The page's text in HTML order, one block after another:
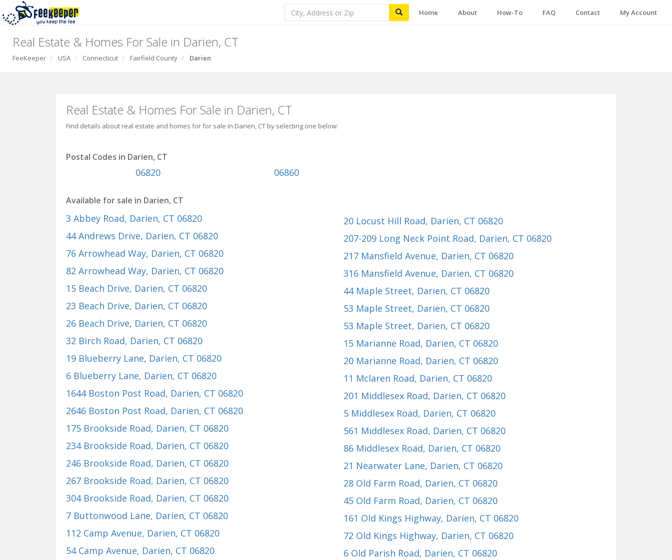
Home About How-To FAQ Contact My Account
Real Estate & Homes For Sale in Darien, CT
FeeKeeper USA Connecticut Fairfield County Darien
Real Estate & Homes For Sale in Darien, CT
Find details about real estate and homes for for sale in Darien, CT by selecting one below:
Postal Codes in Darien, CT
06820 06860
Available for sale in Darien, CT
3 Abbey Road, Darien, CT 06820
44 Andrews Drive, Darien, CT 06820
76 Arrowhead Way, Darien, CT 06820
82 Arrowhead Way, Darien, CT 06820
15 Beach Drive, Darien, CT 06820
23 Beach Drive, Darien, CT 06820
26 Beach Drive, Darien, CT 06820
32 Birch Road, Darien, CT 06820
19 Blueberry Lane, Darien, CT 06820
6 Blueberry Lane, Darien, CT 06820
1644 Boston Post Road, Darien, CT 06820
2646 Boston Post Road, Darien, CT 06820
175 Brookside Road, Darien, CT 06820
234 Brookside Road, Darien, CT 06820
246 Brookside Road, Darien, CT 06820
267 Brookside Road, Darien, CT 06820
304 Brookside Road, Darien, CT 06820
7 Buttonwood Lane, Darien, CT 06820
112 Camp Avenue, Darien, CT 06820
54 Camp Avenue, Darien, CT 06820
20 Locust Hill Road, Darien, CT 06820
207-209 Long Neck Point Road, Darien, CT 06820
217 Mansfield Avenue, Darien, CT 06820
316 Mansfield Avenue, Darien, CT 06820
44 Maple Street, Darien, CT 06820
53 Maple Street, Darien, CT 06820
53 Maple Street, Darien, CT 06820
15 Marianne Road, Darien, CT 06820
20 Marianne Road, Darien, CT 06820
11 Mclaren Road, Darien, CT 06820
201 Middlesex Road, Darien, CT 06820
5 Middlesex Road, Darien, CT 06820
561 Middlesex Road, Darien, CT 06820
86 Middlesex Road, Darien, CT 06820
21 Nearwater Lane, Darien, CT 06820
28 Old Farm Road, Darien, CT 06820
45 Old Farm Road, Darien, CT 06820
161 Old Kings Highway, Darien, CT 06820
72 Old Kings Highway, Darien, CT 06820
6 Old Parish Road, Darien, CT 06820